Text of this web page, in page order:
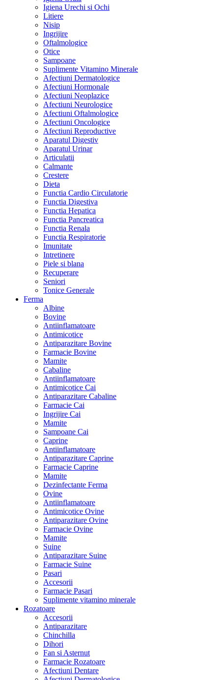
Igiena Urechi si Ochi
Litiere
Nisip
Ingrijire
Oftalmologice
Otice
Sampoane
Suplimente Vitamino Minerale
Afectiuni Dermatologice
Afectiuni Hormonale
Afectiuni Neoplazice
Afectiuni Neurologice
Afectiuni Oftalmologice
Afectiuni Oncologice
Afectiuni Reproductive
Aparatul Digestiv
Aparatul Urinar
Articulatii
Calmante
Crestere
Dieta
Functia Cardio Circulatorie
Functia Digestiva
Functia Hepatica
Functia Pancreatica
Functia Renala
Functia Respiratorie
Imunitate
Intretinere
Piele si blana
Recuperare
Seniori
Tonice Generale
Ferma
Albine
Bovine
Antiinflamatoare
Antimicotice
Antiparazitare Bovine
Farmacie Bovine
Mamite
Cabaline
Antiinflamatoare
Antimicotice Cai
Antiparazitare Cabaline
Farmacie Cai
Ingrijire Cai
Mamite
Sampoane Cai
Caprine
Antiinflamatoare
Antiparazitare Caprine
Farmacie Caprine
Mamite
Dezinfectante Ferma
Ovine
Antiinflamatoare
Antimicotice Ovine
Antiparazitare Ovine
Farmacie Ovine
Mamite
Suine
Antiparazitare Suine
Farmacie Suine
Pasari
Accesorii
Farmacie Pasari
Suplimente vitamino minerale
Rozatoare
Accesorii
Antiparazitare
Chinchilla
Dihori
Fan si Asternut
Farmacie Rozatoare
Afectiuni Dentare